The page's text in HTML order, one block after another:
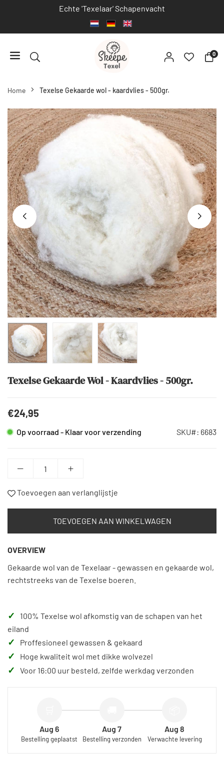
inhoud
Echte 'Texelaar' Schapenvacht
TEXEL
0
Home Texelse Gekaarde wol - kaardvlies - 500gr.
Texelse Gekaarde Wol - Kaardvlies - 500gr.
Normale
prijs
€24,95
Op voorraad - Klaar voor verzending SKU#: 6683
Toevoegen aan verlanglijstje
TOEVOEGEN AAN WINKELWAGEN
OVERVIEW
Gekaarde wol van de Texelaar - gewassen en gekaarde wol,
rechtstreeks van de Texelse boeren.
✓
100% Texelse wol afkomstig van de schapen van het
eiland
✓ Proffesioneel gewassen & gekaard
✓ Hoge kwaliteit wol met dikke wolvezel
✓ Voor 16:00 uur besteld, zelfde werkdag verzonden
Aug 6
Bestelling geplaatst
Aug 7
Bestelling verzonden
Aug 8
Verwachte levering